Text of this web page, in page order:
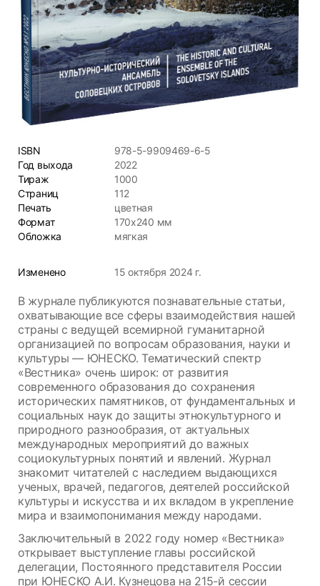
ISBN
978-5-9909469-6-5
Год выхода
2022
Тираж
1000
Страниц
112
Печать
цветная
Формат
170х240 мм
Обложка
мягкая
Изменено 15 октября 2024 г.
В журнале публикуются познавательные статьи,
охватывающие все сферы взаимодействия нашей
страны с ведущей всемирной гуманитарной
организацией по вопросам образования, науки и
культуры — ЮНЕСКО. Тематический спектр
«Вестника» очень широк: от развития
современного образования до сохранения
исторических памятников, от фундаментальных и
социальных наук до защиты этнокультурного и
природного разнообразия, от актуальных
международных мероприятий до важных
социокультурных понятий и явлений. Журнал
знакомит читателей с наследием выдающихся
ученых, врачей, педагогов, деятелей российской
культуры и искусства и их вкладом в укрепление
мира и взаимопонимания между народами.
Заключительный в 2022 году номер «Вестника»
открывает выступление главы российской
делегации, Постоянного представителя России
при ЮНЕСКО А.И. Кузнецова на 215-й сессии